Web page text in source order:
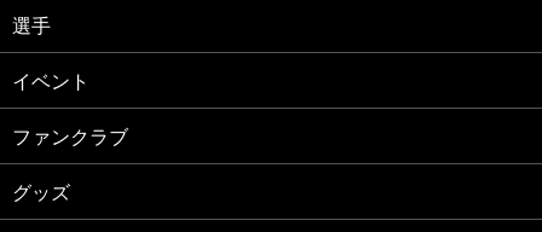
選手
イベント
ファンクラブ
グッズ